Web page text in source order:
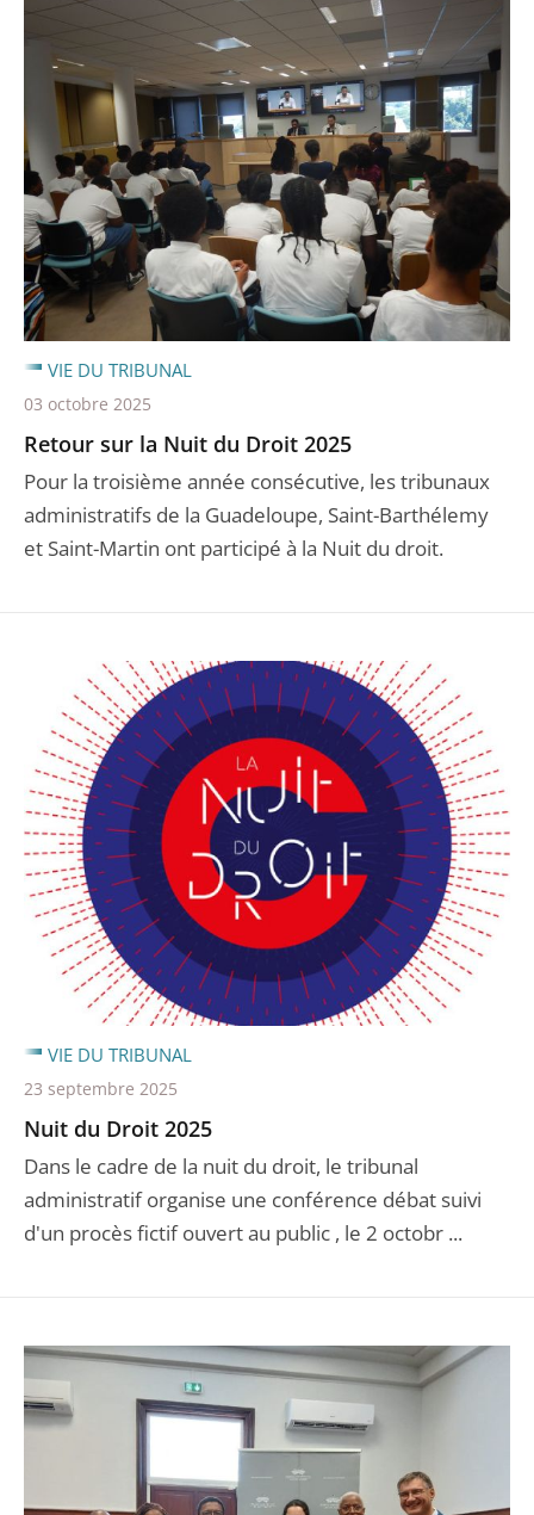
Retour sur la Nuit du Droit 2025
Pour la troisième année consécutive, les tribunaux
administratifs de la Guadeloupe, Saint-Barthélemy
et Saint-Martin ont participé à la Nuit du droit.
VIE DU TRIBUNAL
03 octobre 2025
Nuit du Droit 2025
Dans le cadre de la nuit du droit, le tribunal
administratif organise une conférence débat suivi
d'un procès fictif ouvert au public , le 2 octobr ...
VIE DU TRIBUNAL
23 septembre 2025